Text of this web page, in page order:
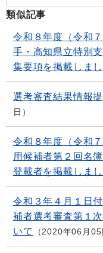
類似記事
令和８年度（令和
手・高知県立特別
集要項を掲載しまし
選考審査結果情報
日
令和８年度（令和
用候補者第２回名
登載者を掲載しまし
令和３年４月１日
補者選考審査第１
いて
2020年06月05